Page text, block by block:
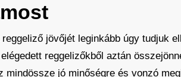
jövőjét leginkább úgy tudjuk
reggelizőkből aztán
mindössze jó minőségre és vonzó